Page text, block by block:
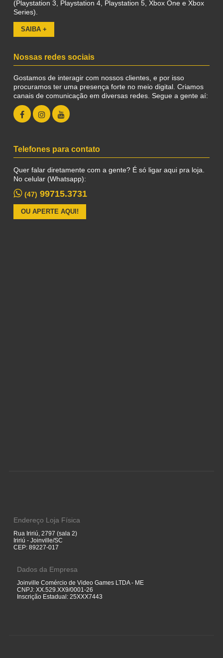
(Playstation 3, Playstation 4, Playstation 5, Xbox One e Xbox
Series).
SAIBA +
Nossas redes sociais
Gostamos de interagir com nossos clientes, e por isso
procuramos ter uma presença forte no meio digital. Criamos
canais de comunicação em diversas redes. Segue a gente aí:
Telefones para contato
Quer falar diretamente com a gente? É só ligar aqui pra loja.
No celular (Whatsapp):
(47) 99715.3731
OU APERTE AQUI!
Endereço Loja Física
Rua Iririú, 2797 (sala 2)
Iririú - Joinville/SC
CEP: 89227-017
Dados da Empresa
Joinville Comércio de Video Games LTDA - ME
CNPJ: XX.529.XX9/0001-26
Inscrição Estadual: 25XXX7443